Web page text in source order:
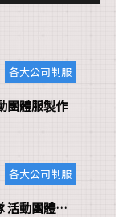
各大公司制服
團體服製作
各大公司制服
客戶案例｜海軍公共工程隊 活動團體服製作